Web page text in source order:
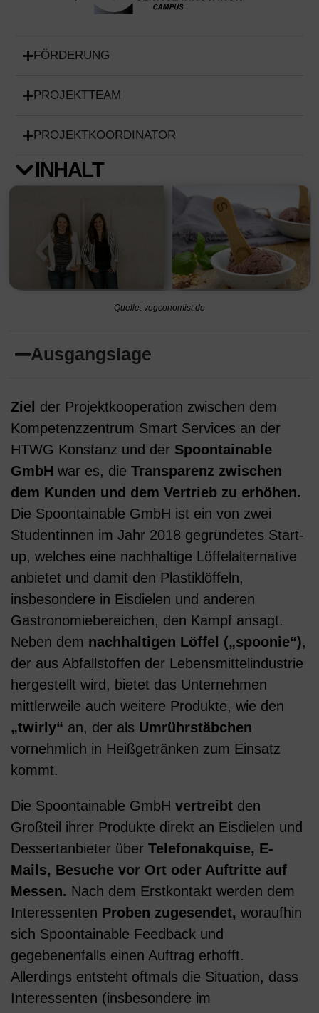
FÖRDERUNG
PROJEKTTEAM
PROJEKTKOORDINATOR
INHALT
Quelle: vegconomist.de
Ausgangslage
Ziel der Projektkooperation zwischen dem
Kompetenzzentrum Smart Services an der
HTWG Konstanz und der Spoontainable
GmbH war es, dieTransparenz zwischen
dem Kunden und dem Vertrieb zu erhöhen.
Die Spoontainable GmbH ist ein von zwei
Studentinnen im Jahr 2018 gegründetes Start-
up, welches eine nachhaltige Löffelalternative
anbietet und damit den Plastiklöffeln,
insbesondere in Eisdielen und anderen
Gastronomiebereichen, den Kampf ansagt.
Neben dem nachhaltigen Löffel („spoonie“),
der aus Abfallstoffen der Lebensmittelindustrie
hergestellt wird, bietet das Unternehmen
mittlerweile auch weitere Produkte, wie den
„twirly“ an, der als Umrührstäbchen
vornehmlich in Heißgetränken zum Einsatz
kommt.
Die Spoontainable GmbHvertreibt den
Großteil ihrer Produkte direkt an Eisdielen und
Dessertanbieter überTelefonakquise, E-
Mails, Besuche vor Ort oder Auftritte auf
Messen. Nach dem Erstkontakt werden dem
Interessenten Proben zugesendet, woraufhin
sich Spoontainable Feedback und
gegebenenfalls einen Auftrag erhofft.
Allerdings entsteht oftmals die Situation, dass
Interessenten (insbesondere im